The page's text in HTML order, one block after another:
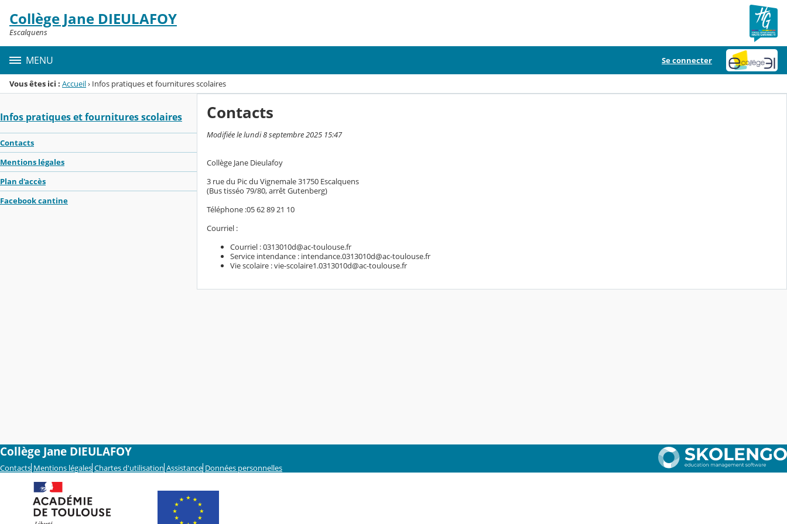
Menu de la rubrique
Contenu
Collège Jane DIEULAFOY
Escalquens
MENU Se connecter
Vous êtes ici : Accueil› Infos pratiques et fournitures scolaires
Infos pratiques et fournitures scolaires
Contacts
Mentions légales
Plan d'accès
Facebook cantine
Contacts
Modifiée le lundi 8 septembre 2025 15:47
Collège Jane Dieulafoy
3 rue du Pic du Vignemale 31750 Escalquens
(Bus tisséo 79/80, arrêt Gutenberg)
Téléphone :05 62 89 21 10
Courriel :
Courriel : 0313010d@ac-toulouse.fr
Service intendance : intendance.0313010d@ac-toulouse.fr
Vie scolaire : vie-scolaire1.0313010d@ac-toulouse.fr
Collège Jane DIEULAFOY
Contacts Mentions légales Chartes d'utilisation Assistance Données personnelles